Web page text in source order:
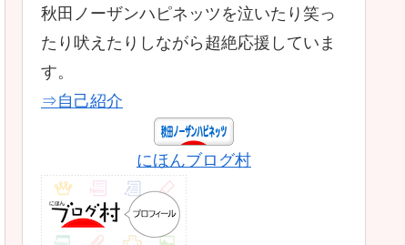
秋田ノーザンハピネッツを泣いたり笑っ
たり吠えたりしながら超絶応援していま
す。
⇒自己紹介
にほんブログ村